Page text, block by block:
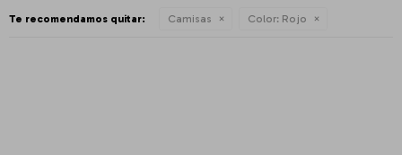
Te recomendamos quitar: Camisas Color: Rojo